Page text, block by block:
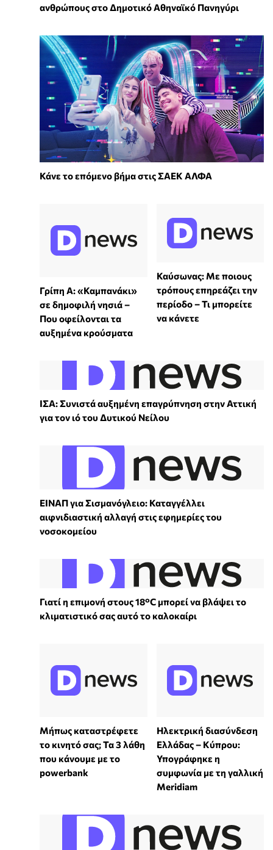
ανθρώπους στο Δημοτικό Αθηναϊκό Πανηγύρι
Κάνε το επόμενο βήμα στις ΣΑΕΚ ΑΛΦΑ
Γρίπη Α: «Καμπανάκι»
σε δημοφιλή νησιά –
Που οφείλονται τα
αυξημένα κρούσματα
Καύσωνας: Με ποιους
τρόπους επηρεάζει την
περίοδο – Τι μπορείτε
να κάνετε
ΙΣΑ: Συνιστά αυξημένη επαγρύπνηση στην Αττική
για τον ιό του Δυτικού Νείλου
ΕΙΝΑΠ για Σισμανόγλειο: Καταγγέλλει
αιφνιδιαστική αλλαγή στις εφημερίες του
νοσοκομείου
Γιατί η επιμονή στους 18°C μπορεί να βλάψει το
κλιματιστικό σας αυτό το καλοκαίρι
Μήπως καταστρέφετε
το κινητό σας; Τα 3 λάθη
που κάνουμε με το
powerbank
Ηλεκτρική διασύνδεση
Ελλάδας – Κύπρου:
Υπογράφηκε η
συμφωνία με τη γαλλική
Meridiam